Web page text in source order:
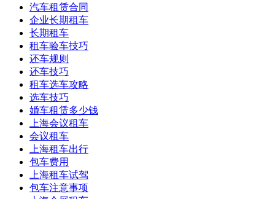
汽车租赁合同
企业长期租车
长期租车
租车验车技巧
还车规则
还车技巧
租车选车攻略
选车技巧
婚车租赁多少钱
上海会议租车
会议租车
上海租车出行
包车费用
上海租车试驾
包车注意事项